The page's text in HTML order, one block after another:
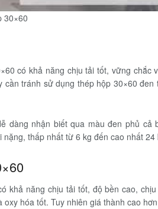
30×60
có khả năng chịu tải tốt, vững chắc
cần tránh sử dụng thép hộp 30×60
dàng nhận biết qua màu đen phủ
thấp nhất từ 6 kg đến cao nhất 24
khả năng chịu tải tốt, độ bền cao,
oxy hóa tốt. Tuy nhiên giá thành cao